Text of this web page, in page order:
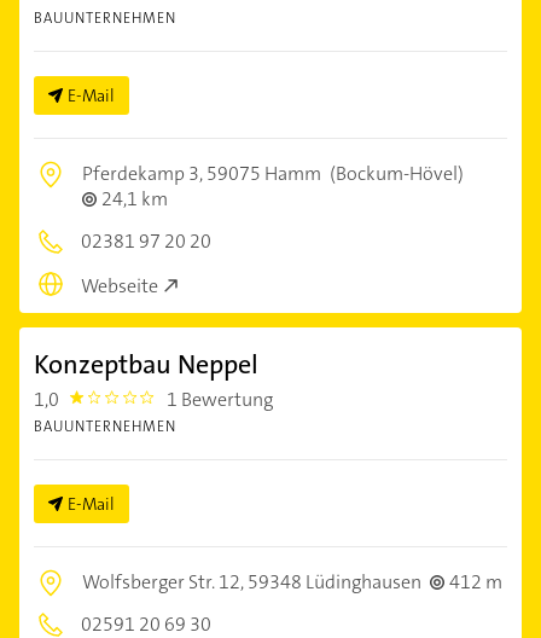
BAUUNTERNEHMEN
E-Mail
Pferdekamp 3,59075 Hamm (Bockum-Hövel)
24,1 km
02381 97 20 20
Webseite
Konzeptbau Neppel
1,0 1.0 1 Bewertung
BAUUNTERNEHMEN
E-Mail
Wolfsberger Str. 12,59348 Lüdinghausen
412 m
02591 20 69 30